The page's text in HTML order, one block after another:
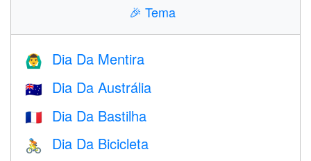
🎉 Tema
🙆‍♂️ Dia Da Mentira
🇦🇺 Dia Da Austrália
🇫🇷 Dia Da Bastilha
🚴 Dia Da Bicicleta